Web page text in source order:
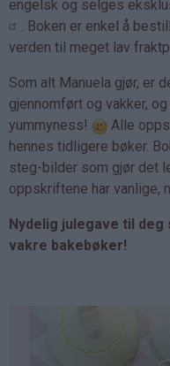
engelsk og selges
. Boken er enkel å
verden til meget lav
Som alt Manuela gjør, er
gjennomført og vakker,
yummyness!
Alle
hennes tidligere bøker.
steg-bilder som gjør det
oppskriftene har vanlige,
Nydelig julegave til
vakre bakebøker!